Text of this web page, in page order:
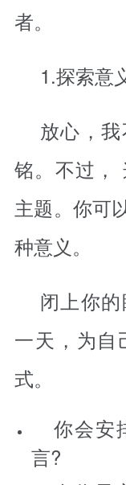
者。
1.探索意
放心，
铭。不过，
主题。你可
种意义。
闭上你
一天，为自
式。
你会安
言?